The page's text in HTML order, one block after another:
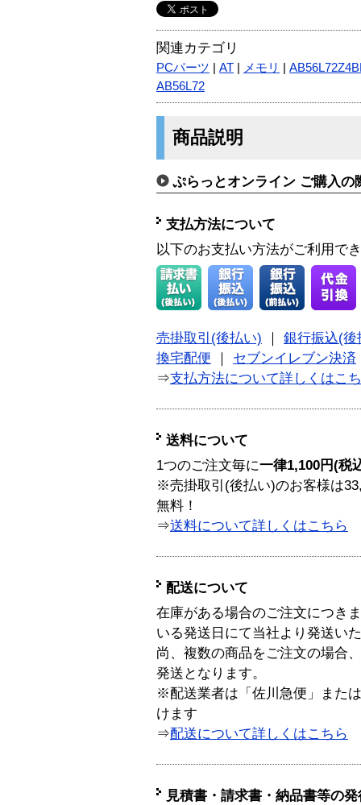
関連カテゴリ
PCパーツ AT メモリ
AB56L72
商品説明
ぷらっとオンライン ご購入の
支払方法について
以下のお支払い方法がご利用で
売掛取引(後払い)
銀行振込(後
換宅配便
セブンイレブン決済
⇒支払方法について詳しくはこ
送料について
1つのご注文毎に一律1,100円(税
※売掛取引(後払い)のお客様は
無料！
⇒送料について詳しくはこちら
配送について
在庫がある場合のご注文につき
いる発送日にて当社より発送い
尚、複数の商品をご注文の場合
発送となります。
※配送業者は「佐川急便」また
けます
⇒配送について詳しくはこちら
見積書・請求書・納品書等の